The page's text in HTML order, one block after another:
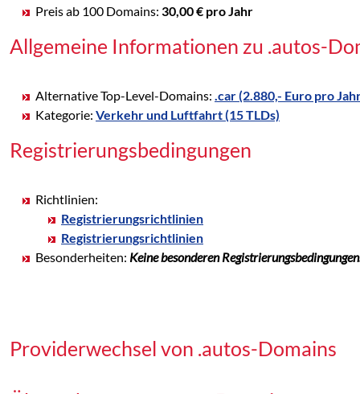
Preis ab 100 Domains: 30,00 € pro Jahr
Allgemeine Informationen zu .autos-
Alternative Top-Level-Domains: .car (2.880,- Euro pro
Kategorie: Verkehr und Luftfahrt (15 TLDs)
Registrierungsbedingungen
Richtlinien:
Registrierungsrichtlinien
Registrierungsrichtlinien
Besonderheiten: Keine besonderen
Providerwechsel von .autos-Domains